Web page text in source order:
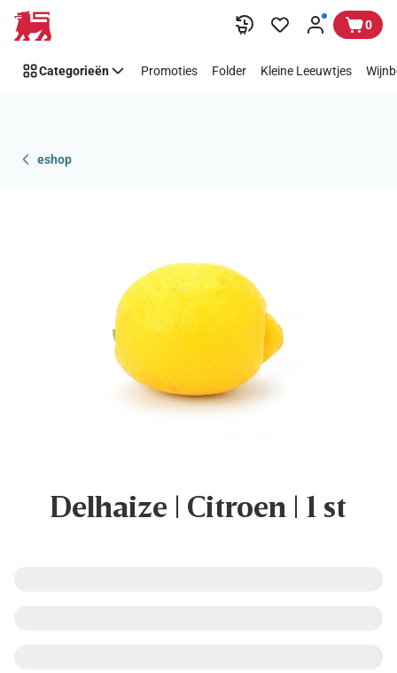
Overslaan 0
Categorieën Promoties Folder Kleine Leeuwtjes
eshop
Delhaize | Citroen | 1 st